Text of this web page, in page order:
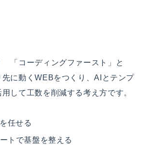
「コーディングファースト」と
先に動くWEBをつくり、AIとテンプ
して工数を削減する考え方です。
任せる
トで基盤を整える